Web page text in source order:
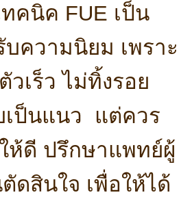
คนิค FUE เป็น
ความนิยม เพราะ
วเร็ว ไม่ทิ้งรอย
เป็นแนว แต่ควร
ห้ดี ปรึกษาแพทย์ผู้
ดสินใจ เพื่อให้ได้